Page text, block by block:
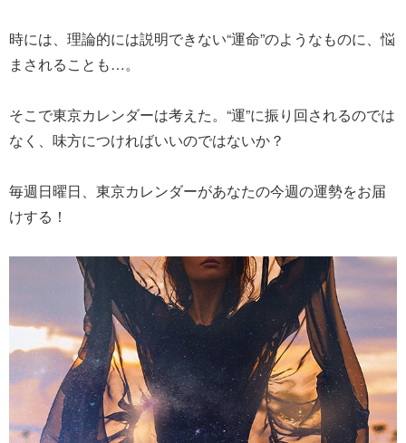
時には、理論的には説明できない“運命”のようなものに、悩
まされることも…。
そこで東京カレンダーは考えた。“運”に振り回されるのでは
なく、味方につければいいのではないか？
毎週日曜日、東京カレンダーがあなたの今週の運勢をお届
けする！